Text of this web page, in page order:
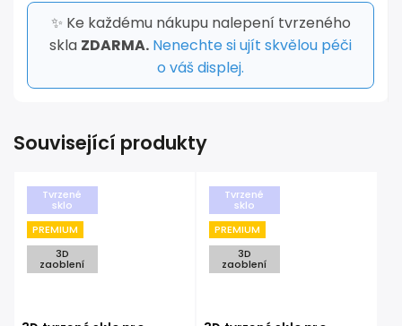
✨ Ke každému nákupu nalepení tvrzeného
skla ZDARMA. Nenechte si ujít skvělou péči
o váš displej.
Související produkty
Tvrzené
sklo
PREMIUM
3D
zaoblení
Tvrzené
sklo
PREMIUM
3D
zaoblení